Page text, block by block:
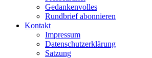
Gedankenvolles
Rundbrief abonnieren
Kontakt
Impressum
Datenschutzerklärung
Satzung